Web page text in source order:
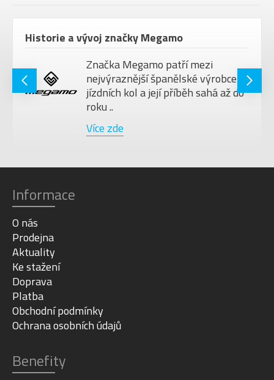
Historie a vývoj značky Megamo
Značka Megamo patří mezi
nejvýraznější španělské výrobce
jízdních kol a její příběh sahá až do
roku ..
Více zde
Informace
O nás
Prodejna
Aktuality
Ke stažení
Doprava
Platba
Obchodní podmínky
Ochrana osobních údajů
Benefity